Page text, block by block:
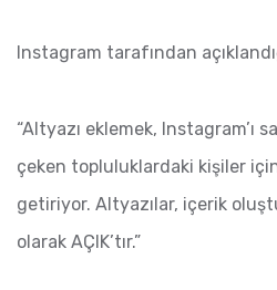
Instagram tarafından
“Altyazı eklemek, Instagram’ı
çeken topluluklardaki kişiler
getiriyor. Altyazılar, içerik
olarak AÇIK’tır.”